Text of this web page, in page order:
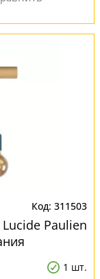
311503
Paulien
1 шт.